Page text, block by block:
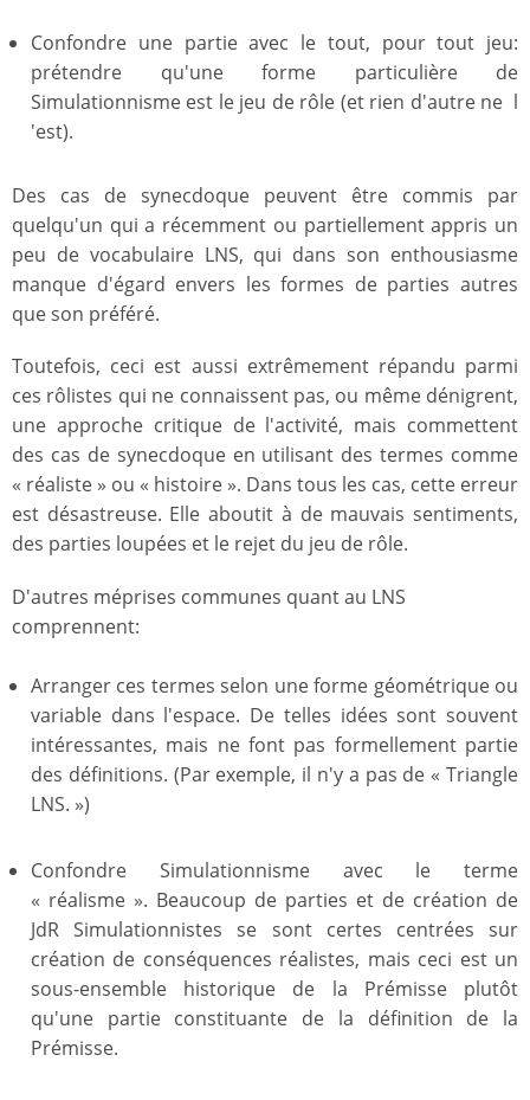
Confondre une partie avec le tout, pour tout jeu:
prétendre qu'une forme particulière de
Simulationnisme est le jeu de rôle (et rien d'autre ne l
'est).
Des cas de synecdoque peuvent être commis par
quelqu'un qui a récemment ou partiellement appris un
peu de vocabulaire LNS, qui dans son enthousiasme
manque d'égard envers les formes de parties autres
que son préféré.
Toutefois, ceci est aussi extrêmement répandu parmi
ces rôlistes qui ne connaissent pas, ou même dénigrent,
une approche critique de l'activité, mais commettent
des cas de synecdoque en utilisant des termes comme
« réaliste » ou « histoire ». Dans tous les cas, cette erreur
est désastreuse. Elle aboutit à de mauvais sentiments,
des parties loupées et le rejet du jeu de rôle.
D'autres méprises communes quant au LNS
comprennent:
Arranger ces termes selon une forme géométrique ou
variable dans l'espace. De telles idées sont souvent
intéressantes, mais ne font pas formellement partie
des définitions. (Par exemple, il n'y a pas de « Triangle
LNS. »)
Confondre Simulationnisme avec le terme
« réalisme ». Beaucoup de parties et de création de
JdR Simulationnistes se sont certes centrées sur
création de conséquences réalistes, mais ceci est un
sous-ensemble historique de la Prémisse plutôt
qu'une partie constituante de la définition de la
Prémisse.